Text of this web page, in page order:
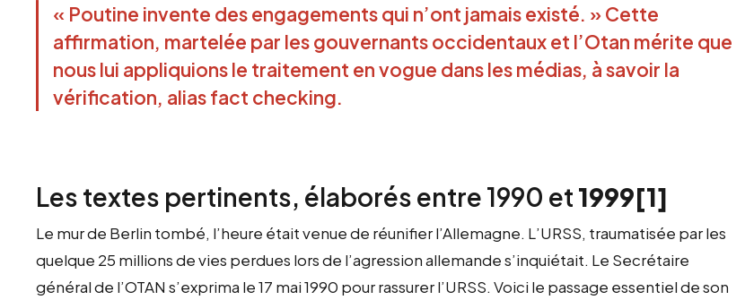
« Poutine invente des engagements qui n’ont jamais existé. » Cette
affirmation, martelée par les gouvernants occidentaux et l’Otan mérite que
nous lui appliquions le traitement en vogue dans les médias, à savoir la
vérification, alias fact checking.
Les textes pertinents, élaborés entre 1990 et 1999[1]
Le mur de Berlin tombé, l’heure était venue de réunifier l’Allemagne. L’URSS, traumatisée par les
quelque 25 millions de vies perdues lors de l’agression allemande s’inquiétait. Le Secrétaire
général de l’OTAN s’exprima le 17 mai 1990 pour rassurer l’URSS. Voici le passage essentiel de son